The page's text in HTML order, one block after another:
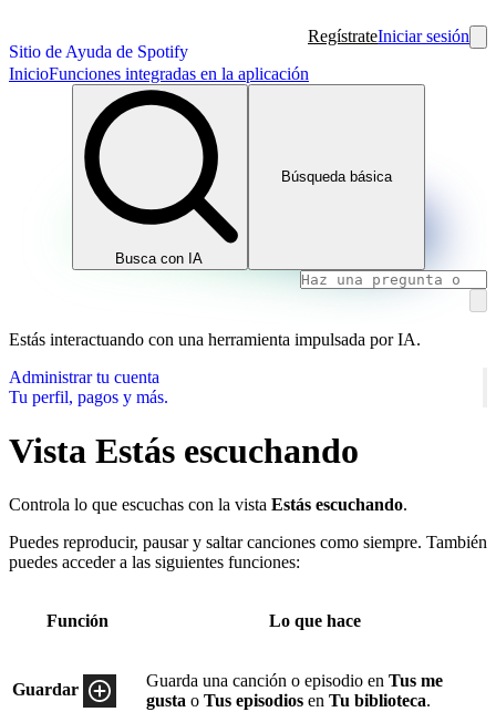
Sitio de Ayuda de Spotify
RegístrateIniciar sesión
InicioFunciones integradas en la aplicación
Busca con IA
Búsqueda básica
Estás interactuando con una herramienta impulsada por IA.
Administrar tu cuenta
Tu perfil, pagos y más.
Vista Estás escuchando
Controla lo que escuchas con la vista Estás escuchando.
Puedes reproducir, pausar y saltar canciones como siempre. También
puedes acceder a las siguientes funciones:
Función Lo que hace
Guardar Guarda una canción o episodio en Tus me
gusta o Tus episodios en Tu biblioteca.